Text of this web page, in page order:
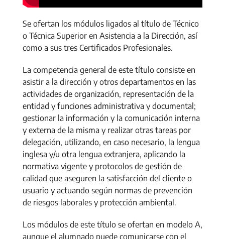
Se ofertan los módulos ligados al título de Técnico
o Técnica Superior en Asistencia a la Dirección, así
como a sus tres Certificados Profesionales.
La competencia general de este título consiste en
asistir a la dirección y otros departamentos en las
actividades de organización, representación de la
entidad y funciones administrativa y documental;
gestionar la información y la comunicación interna
y externa de la misma y realizar otras tareas por
delegación, utilizando, en caso necesario, la lengua
inglesa y/u otra lengua extranjera, aplicando la
normativa vigente y protocolos de gestión de
calidad que aseguren la satisfacción del cliente o
usuario y actuando según normas de prevención
de riesgos laborales y protección ambiental.
Los módulos de este título se ofertan en modelo A,
aunque el alumnado puede comunicarse con el